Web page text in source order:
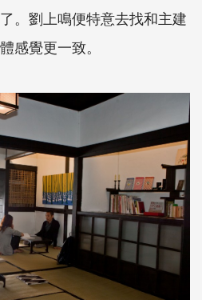
。劉上鳴便特意去找和主建
感覺更一致。